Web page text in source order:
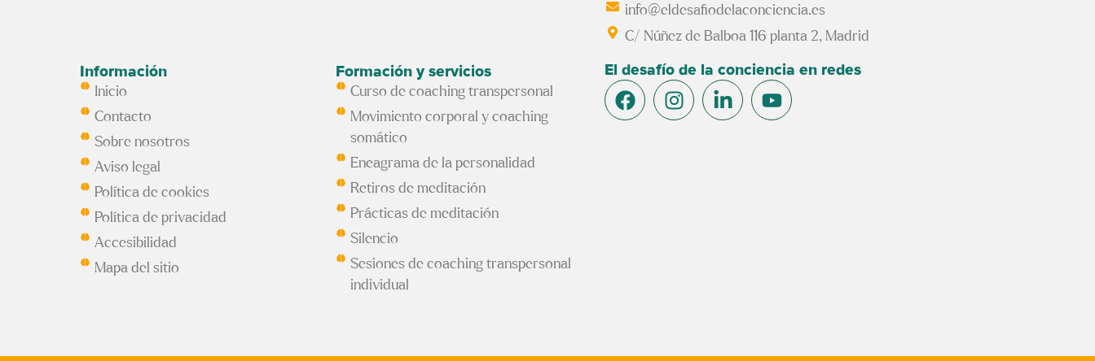
Información
Inicio
Contacto
Sobre nosotros
Aviso legal
Política de cookies
Política de privacidad
Accesibilidad
Mapa del sitio
Formación y servicios
Curso de coaching transpersonal
Movimiento corporal y coaching
somático
Eneagrama de la personalidad
Retiros de meditación
Prácticas de meditación
Silencio
Sesiones de coaching transpersonal
individual
info@eldesafiodelaconciencia.es
C/ Núñez de Balboa 116 planta 2, Madrid
El desafío de la conciencia en redes